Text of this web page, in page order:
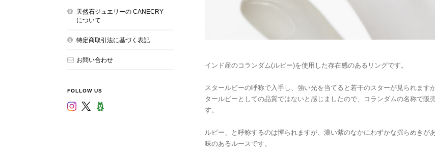
インド産のコランダム(ルビー)を使用した存在感のあるリングです。
スタールビーの呼称で入手し、強い光を当てると若干のスターが見られます
タールビーとしての品質ではないと感じましたので、コランダムの名称で販
す。
ルビー、と呼称するのは憚られますが、濃い紫のなかにわずかな揺らめきがあ
味のあるルースです。
天然石ジュエリーの CANECRY
について
特定商取引法に基づく表記
お問い合わせ
FOLLOW US